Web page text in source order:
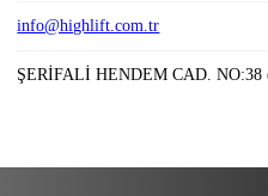
info@highlift.com.tr
ŞERİFALİ HENDEM CAD. NO:38